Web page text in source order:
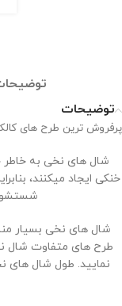
توضیحات
پرفروش ترین طرح های
شال های نخی به خاطر
خنکی ایجاد میکنند،
شستشو
شال های نخی بسیار
طرح های متفاوت شال